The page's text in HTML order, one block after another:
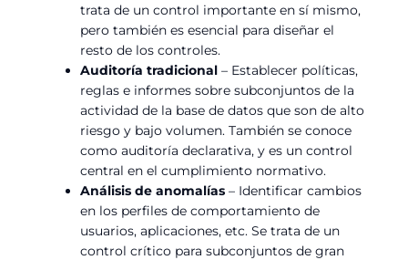
trata de un control importante en sí mismo,
pero también es esencial para diseñar el
resto de los controles.
Auditoría tradicional – Establecer políticas,
reglas e informes sobre subconjuntos de la
actividad de la base de datos que son de alto
riesgo y bajo volumen. También se conoce
como auditoría declarativa, y es un control
central en el cumplimiento normativo.
Análisis de anomalías – Identificar cambios
en los perfiles de comportamiento de
usuarios, aplicaciones, etc. Se trata de un
control crítico para subconjuntos de gran